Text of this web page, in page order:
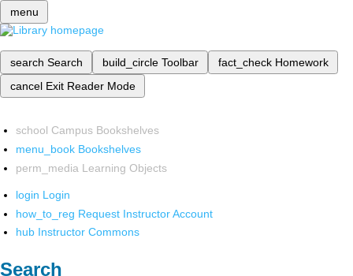
menu
search Search build_circle Toolbar fact_check Homework
cancel Exit Reader Mode
school Campus Bookshelves
menu_book Bookshelves
perm_media Learning Objects
login Login
how_to_reg Request Instructor Account
hub Instructor Commons
Search